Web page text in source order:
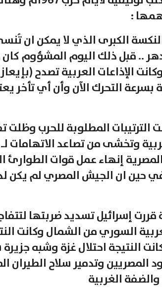
:
النكسة الكبرى الذي لا يمكن
.. قبل ذلك اليوم المشؤوم
الإذاعات العربية تصدح
بسرعة التحرك الآن وأن أي تأخر
الترتيبات المطلوبة للحرب وظلت
وتخشى من تصاعد الاتهامات لـ
إنهاء عمل قوات الطوارئ
حين ان الجيش المصري لم يكن
إسرائيل تسديد ضربتها
السوري من الشمال وكانت
النتيجة احتلال غزة وشبه جزيرة
المصريين وتدمير سلاح
الغربية